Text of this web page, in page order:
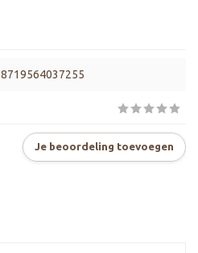
8719564037255
Je beoordeling toevoegen